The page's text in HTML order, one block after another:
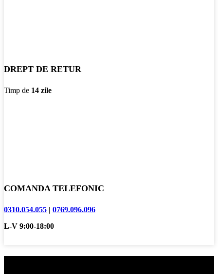
DREPT DE RETUR
Timp de 14 zile
COMANDA TELEFONIC
0310.054.055 | 0769.096.096
L-V 9:00-18:00